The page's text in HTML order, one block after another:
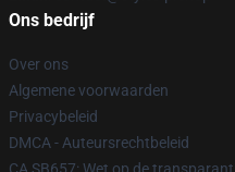
Ons bedrijf
Over ons
Algemene voorwaarden
Privacybeleid
DMCA - Auteursrechtbeleid